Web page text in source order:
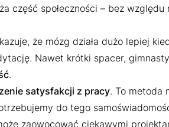
część społeczności – bez
że mózg działa dużo lepiej
Nawet krótki spacer,
.
satysfakcji z pracy. To metoda
do tego
zaowocować ciekawymi